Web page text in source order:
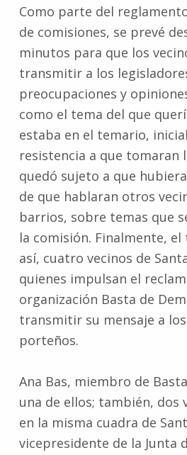
Como parte del
de comisiones, se prevé
minutos para que los
transmitir a los
preocupaciones y
como el tema del que
estaba en el temario,
resistencia a que tomaran
quedó sujeto a que
de que hablaran otros
barrios, sobre temas que
la comisión. Finalmente,
así, cuatro vecinos de
quienes impulsan el
organización Basta de
transmitir su mensaje a
porteños.
Ana Bas, miembro de
una de ellos; también, dos
en la misma cuadra de
vicepresidente de la Junta